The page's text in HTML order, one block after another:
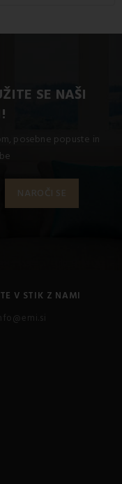
SE NAŠI
posebne popuste in
V STIK Z NAMI